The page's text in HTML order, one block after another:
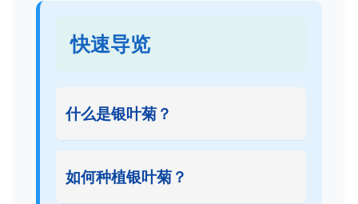
快速导览
什么是银叶菊？
如何种植银叶菊？